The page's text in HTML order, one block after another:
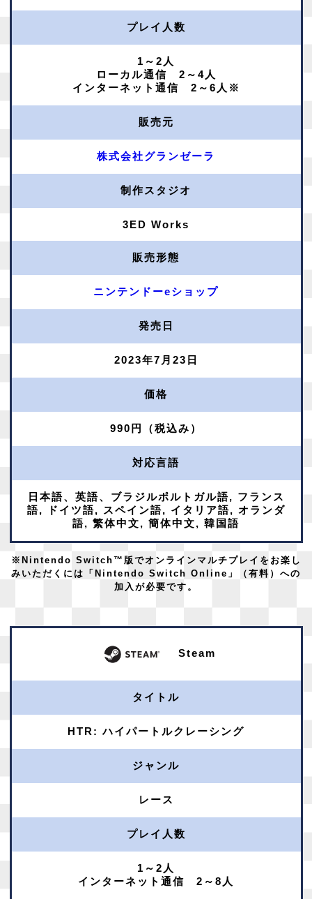
プレイ人数
1～2人
ローカル通信 2～4人
インターネット通信 2～6人※
販売元
株式会社グランゼーラ
制作スタジオ
3ED Works
販売形態
ニンテンドーeショップ
発売日
2023年7月23日
価格
990円（税込み）
対応言語
日本語、英語、ブラジルポルトガル語, フランス
語, ドイツ語, スペイン語, イタリア語, オランダ
語, 繁体中文, 簡体中文, 韓国語
※Nintendo Switch™版でオンラインマルチプレイをお楽し
みいただくには「Nintendo Switch Online」（有料）への
加入が必要です。
Steam
タイトル
HTR: ハイパートルクレーシング
ジャンル
レース
プレイ人数
1～2人
インターネット通信 2～8人